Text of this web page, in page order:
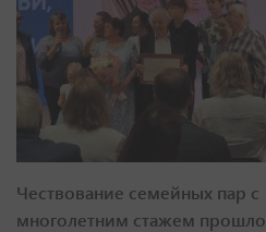
Чествование семейных пар с
многолетним стажем прошло